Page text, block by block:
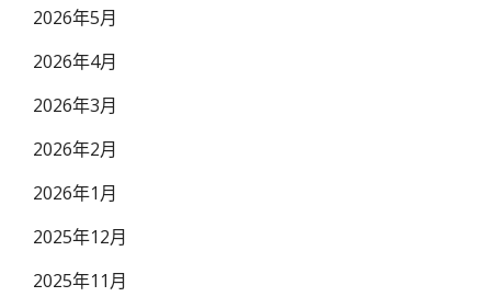
2026年5月
2026年4月
2026年3月
2026年2月
2026年1月
2025年12月
2025年11月